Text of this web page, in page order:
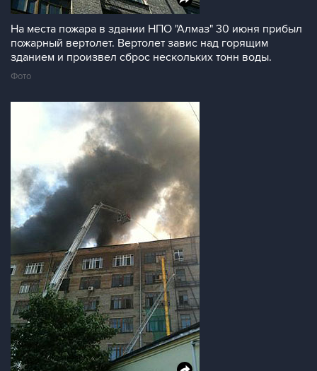
На места пожара в здании НПО "Алмаз" 30 июня прибыл
пожарный вертолет. Вертолет завис над горящим
зданием и произвел сброс нескольких тонн воды.
Фото